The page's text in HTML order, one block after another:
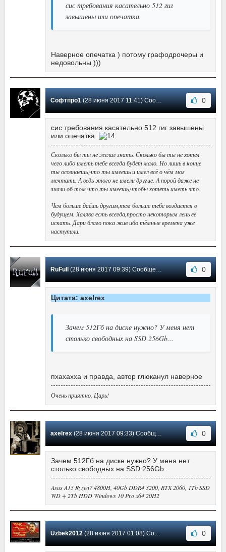
сис требования касательно 512 гиг
завышены или опечатка.
Наверное опечатка ) потому графодрочеры и
недовольны )))
Софтпро1(28 июня 2017 11:41) Сообщение #4 0
сис требования касательно 512 гиг завышены
или опечатка.
Сколько бы ты не желал знать. Сколько бы ты не хотел
чего либо иметь тебе всегда будет мало. Но лишь в конце
ты осознаешь,что ты имеешь и имел всё о чём мог
мечтать. А ведь этого не имели другие. А порой даже не
знали об том что ты имеешь,чтобы хотеть иметь это.
Чем больше даёшь другим,тем больше тебе воздастся в
будущем. Халява есть всегда,просто некоторым лень её
искать. Дари благо пока жив ибо тёмные времена уже
наступили.
RuFull (28 июня 2017 09:39) Сообщение #3 0
Цитата: axelrex
Зачем 512Гб на диске нужно? У меня нет
столько свободных на SSD 256Gb...
пхахахха и правда, автор глюканул наверное
Очень приятно, Царь!
axelrex(28 июня 2017 09:33) Сообщение #2 0
Зачем 512Гб на диске нужно? У меня нет
столько свободных на SSD 256Gb...
Asus A15 Ryzen7 4800H, 40Gb DDR4 3200, RTX 2060, 1Tb SSD
WD + 2Tb HDD Windows 10 Pro x64 20H2
Uzbek2012(28 июня 2017 01:08) Сообщение #1 0